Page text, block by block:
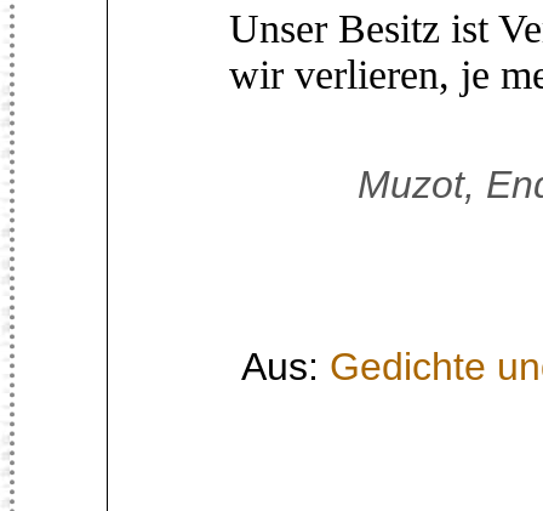
Unser Besitz ist
wir verlieren, je
Muzot,
Aus: Gedichte